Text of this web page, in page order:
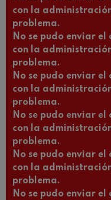
con la
problema.
No se pudo enviar
con la
problema.
No se pudo enviar
con la
problema.
No se pudo enviar
con la
problema.
No se pudo enviar
con la
problema.
No se pudo enviar